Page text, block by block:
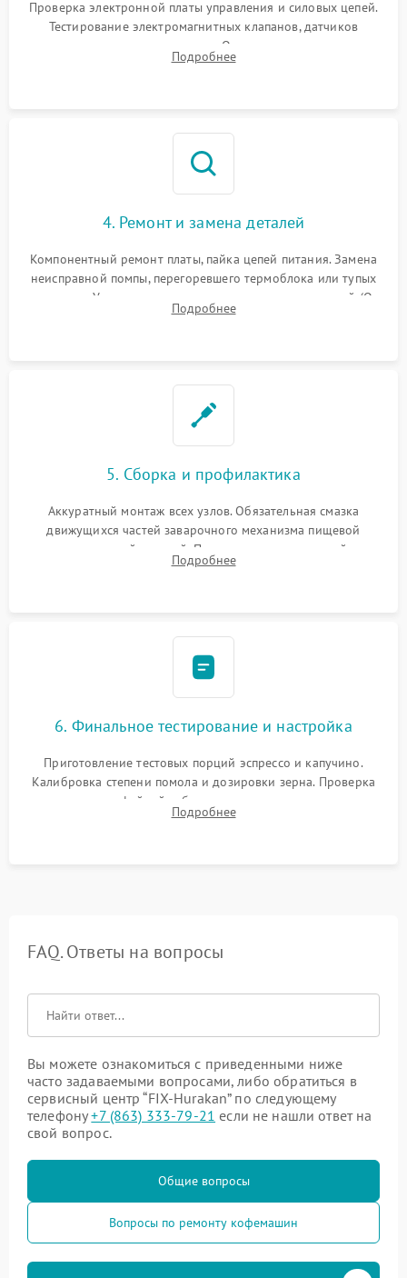
Проверка электронной платы управления и силовых цепей.
Тестирование электромагнитных клапанов, датчиков
температуры и расходомера. Оценка степени износа
жерновов кофемолки, уплотнительных колец гидросистемы
Подробнее
4. Ремонт и замена деталей
Компонентный ремонт платы, пайка цепей питания. Замена
неисправной помпы, перегоревшего термоблока или тупых
жерновов. Установка новых силиконовых уплотнителей (O-
ring) и тефлоновых трубок для надежного устранения
Подробнее
5. Сборка и профилактика
Аккуратный монтаж всех узлов. Обязательная смазка
движущихся частей заварочного механизма пищевой
силиконовой смазкой. Проведение программной
декальцинации и очистки системы от кофейных масел.
Подробнее
6. Финальное тестирование и настройка
Приготовление тестовых порций эспрессо и капучино.
Калибровка степени помола и дозировки зерна. Проверка
плотности кофейной таблетки, температуры напитка и
качества молочной пены. Контроль отсутствия посторонних
Подробнее
FAQ. Ответы на вопросы
Вы можете ознакомиться с приведенными ниже
часто задаваемыми вопросами, либо обратиться в
сервисный центр “FIX-Hurakan” по следующему
телефону+7 (863) 333-79-21 если не нашли ответ на
свой вопрос.
Общие вопросы
Вопросы по ремонту кофемашин